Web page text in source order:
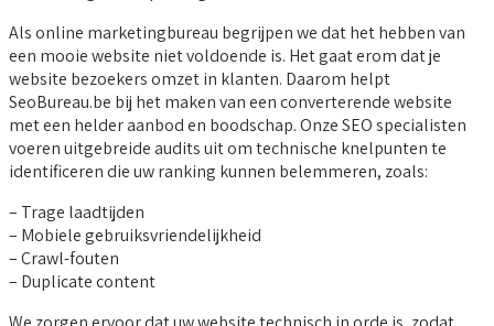
Als online marketingbureau begrijpen we dat het hebben van
een mooie website niet voldoende is. Het gaat erom dat je
website bezoekers omzet in klanten. Daarom helpt
SeoBureau.be bij het maken van een converterende website
met een helder aanbod en boodschap. Onze SEO specialisten
voeren uitgebreide audits uit om technische knelpunten te
identificeren die uw ranking kunnen belemmeren, zoals:
– Trage laadtijden
– Mobiele gebruiksvriendelijkheid
– Crawl-fouten
– Duplicate content